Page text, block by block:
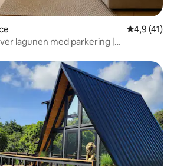
4,9 av 5 i
4,9 (41)
lagunen med parkering |